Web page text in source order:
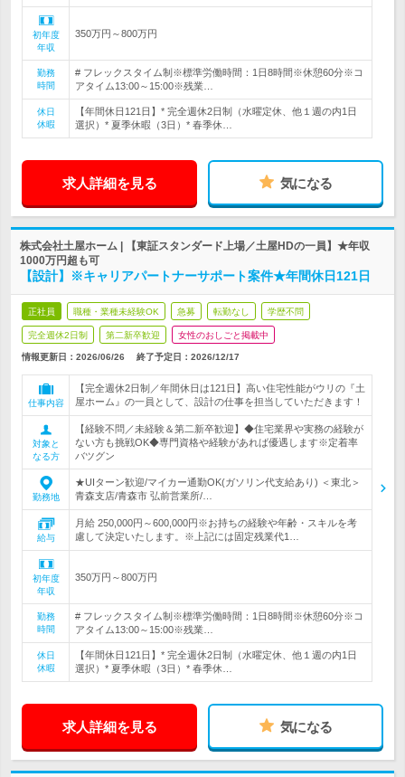
初年度
年収
350万円～800万円
勤務
時間
# フレックスタイム制※標準労働時間：1日8時間※休憩60分※コ
アタイム13:00～15:00※残業…
休日
休暇
【年間休日121日】* 完全週休2日制（水曜定休、他１週の内1日
選択）* 夏季休暇（3日）* 春季休…
求人詳細を見る 気になる
株式会社土屋ホーム | 【東証スタンダード上場／土屋HDの一員】★年収
1000万円超も可
【設計】※キャリアパートナーサポート案件★年間休日121日
正社員 職種・業種未経験OK 急募 転勤なし 学歴不問
完全週休2日制 第二新卒歓迎 女性のおしごと掲載中
情報更新日：2026/06/26 終了予定日： 2026/12/17
仕事内容
【完全週休2日制／年間休日は121日】高い住宅性能がウリの『土
屋ホーム』の一員として、設計の仕事を担当していただきます！
対象と
なる方
【経験不問／未経験＆第二新卒歓迎】◆住宅業界や実務の経験が
ない方も挑戦OK◆専門資格や経験があれば優遇します※定着率
バツグン
勤務地
★UIターン歓迎/マイカー通勤OK(ガソリン代支給あり) ＜東北＞
青森支店/青森市 弘前営業所/…
給与
月給 250,000円～600,000円※お持ちの経験や年齢・スキルを考
慮して決定いたします。※上記には固定残業代1…
初年度
年収
350万円～800万円
勤務
時間
# フレックスタイム制※標準労働時間：1日8時間※休憩60分※コ
アタイム13:00～15:00※残業…
休日
休暇
【年間休日121日】* 完全週休2日制（水曜定休、他１週の内1日
選択）* 夏季休暇（3日）* 春季休…
求人詳細を見る 気になる